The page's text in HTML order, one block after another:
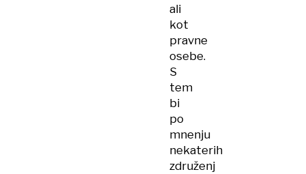
ali
kot
pravne
osebe.
S
tem
bi
po
mnenju
nekaterih
združenj